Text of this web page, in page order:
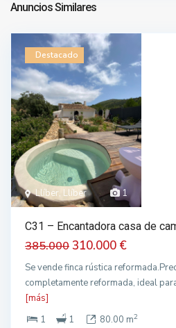
Anuncios Similares
1
Llíber, Llíber
Destacado
C31 – Encantadora casa de
385.000 310.000 €
Se vende finca rústica
completamente reformada, ideal
[más]
1
1 80.00 m2